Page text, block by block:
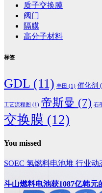
质子交换膜
阀门
隔膜
高分子材料
标签
GDL (11) 丰田 (1) 催化剂
工艺流程图 (1) 帝斯曼 (7) 石
交换膜 (12)
You missed
SOEC 氢燃料电池堆 行业动
斗山燃料电池获1087亿韩元